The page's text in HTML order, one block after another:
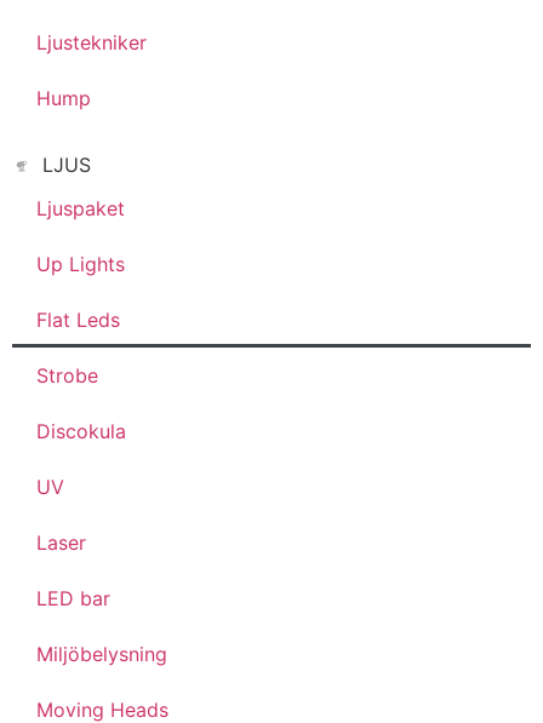
Ljustekniker
Hump
LJUS
Ljuspaket
Up Lights
Flat Leds
Strobe
Discokula
UV
Laser
LED bar
Miljöbelysning
Moving Heads